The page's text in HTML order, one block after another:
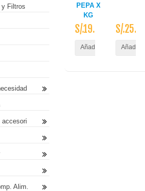
PEPA X
KG
S/.19.90
Añadir al Carrito
S/
Añadir
Filtros
Alim.